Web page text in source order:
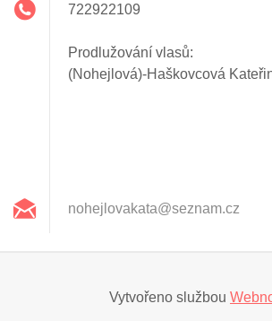
722922109
Prodlužování vlasů:
(Nohejlová)-Haškovcová
nohejlovakata@seznam.cz
Vytvořeno službou